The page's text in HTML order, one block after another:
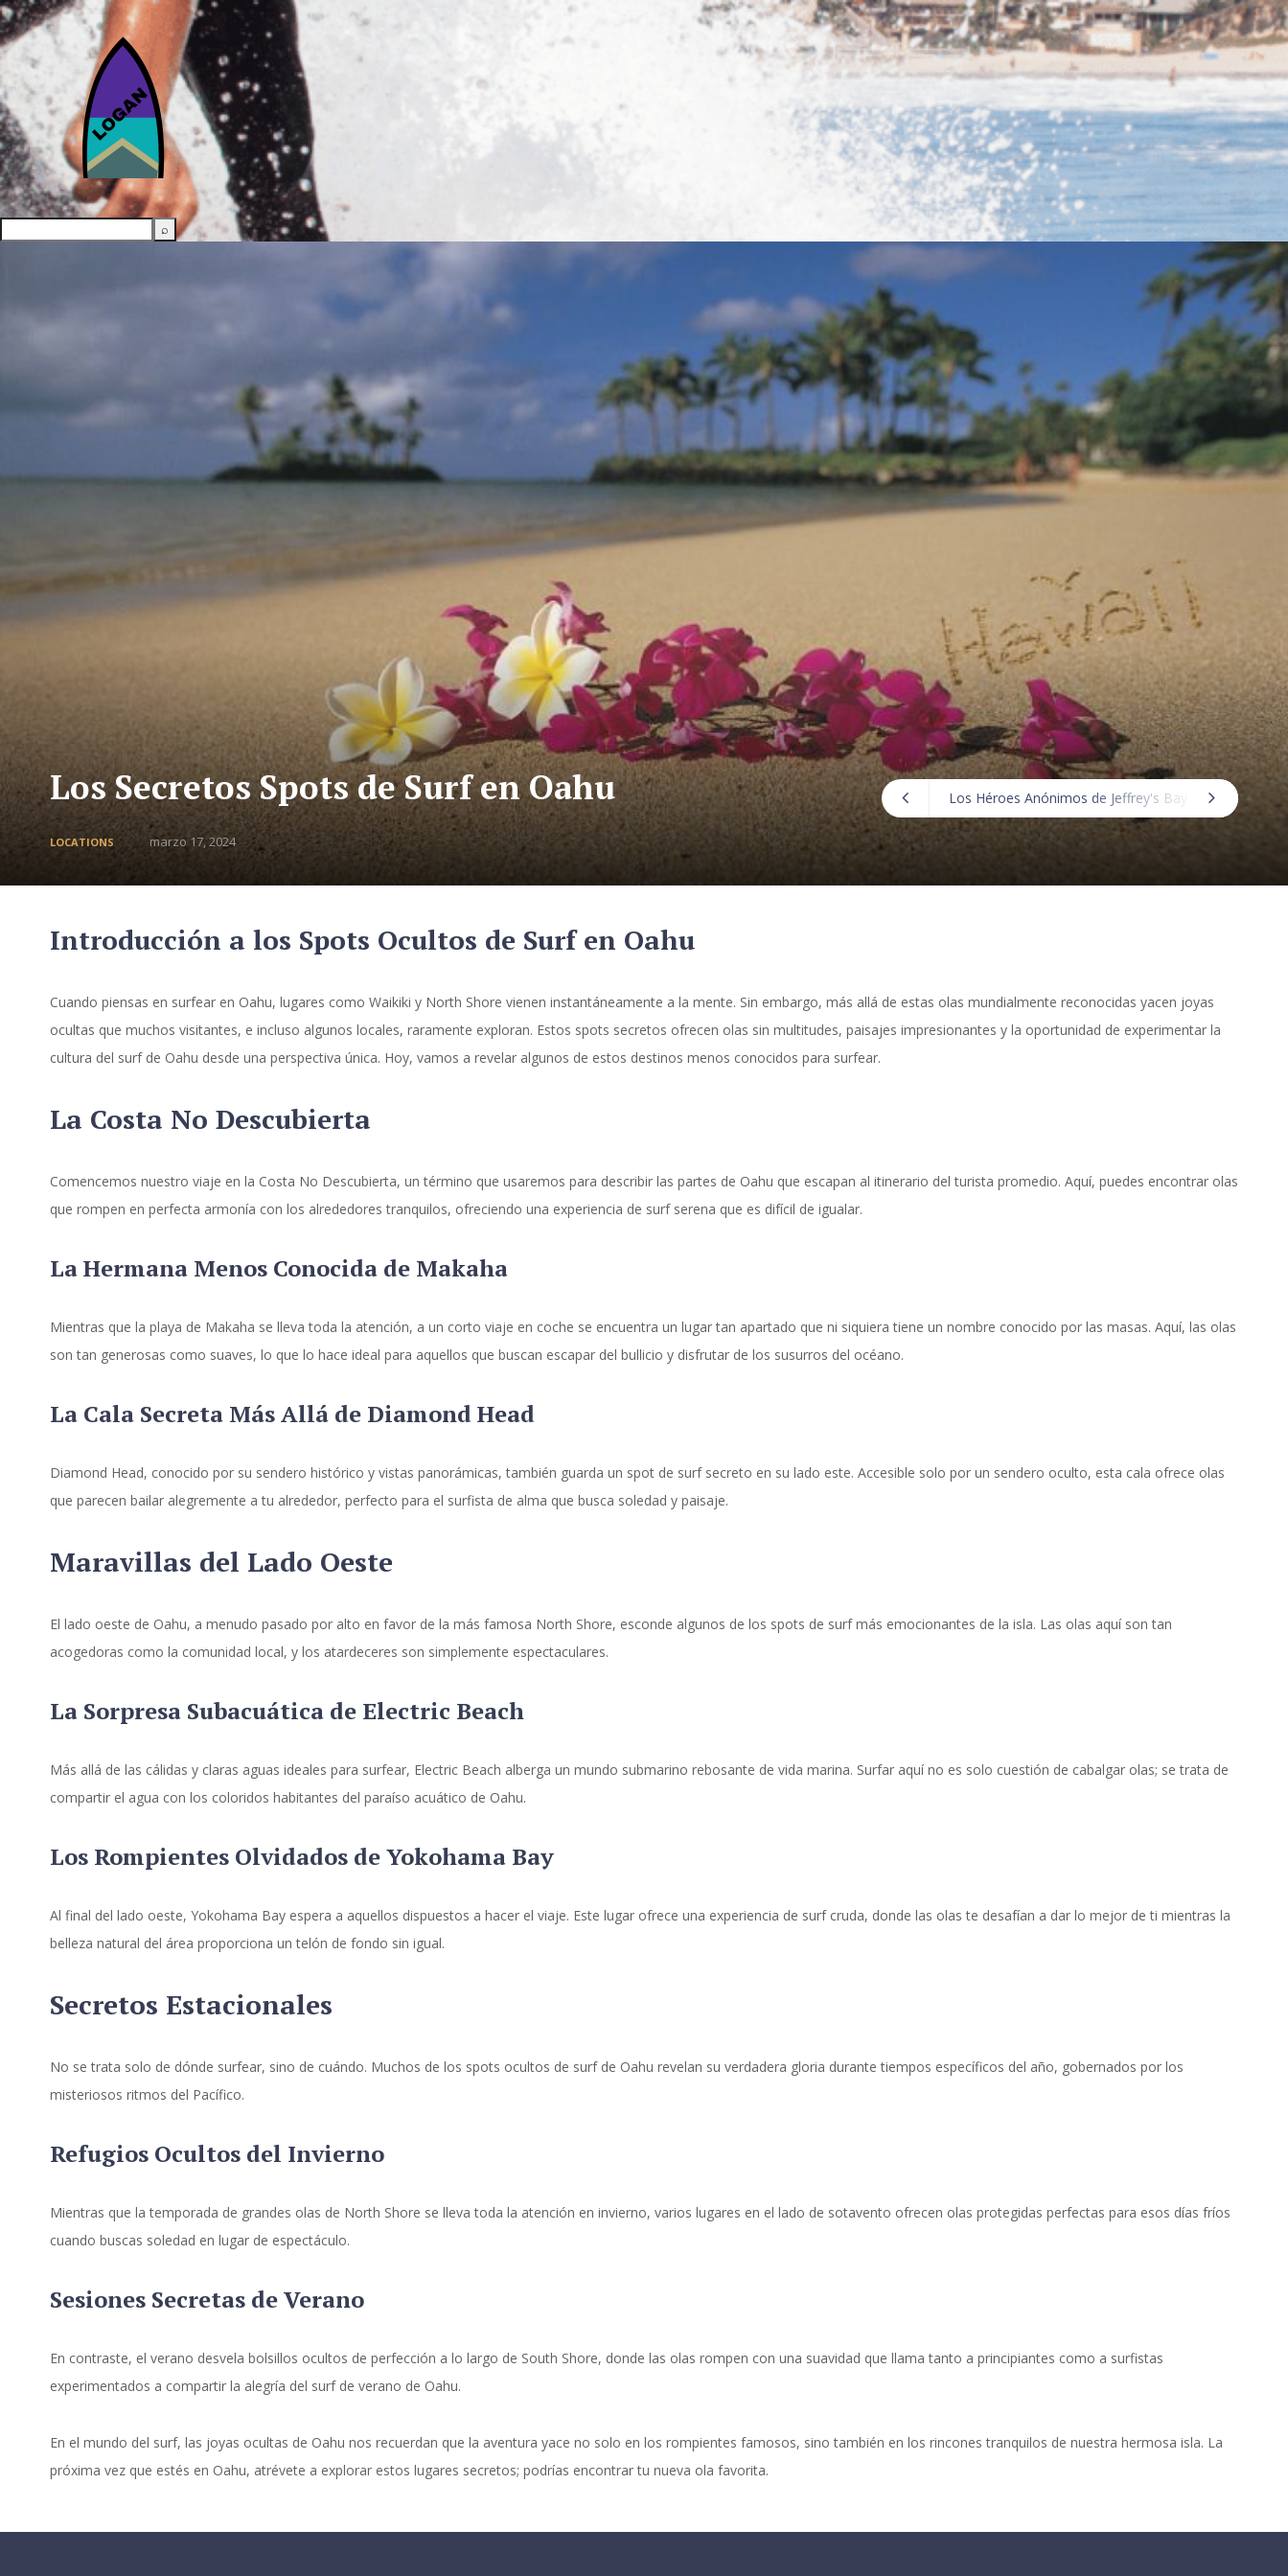
Los Secretos Spots de Surf en Oahu
LOCATIONS marzo 17, 2024
Los Héroes Anónimos de Jeffrey's Bay
Introducción a los Spots Ocultos de Surf en Oahu
Cuando piensas en surfear en Oahu, lugares como Waikiki y North Shore vienen instantáneamente a la mente. Sin embargo, más allá de estas olas mundialmente reconocidas yacen joyas
ocultas que muchos visitantes, e incluso algunos locales, raramente exploran. Estos spots secretos ofrecen olas sin multitudes, paisajes impresionantes y la oportunidad de experimentar la
cultura del surf de Oahu desde una perspectiva única. Hoy, vamos a revelar algunos de estos destinos menos conocidos para surfear.
La Costa No Descubierta
Comencemos nuestro viaje en la Costa No Descubierta, un término que usaremos para describir las partes de Oahu que escapan al itinerario del turista promedio. Aquí, puedes encontrar olas
que rompen en perfecta armonía con los alrededores tranquilos, ofreciendo una experiencia de surf serena que es difícil de igualar.
La Hermana Menos Conocida de Makaha
Mientras que la playa de Makaha se lleva toda la atención, a un corto viaje en coche se encuentra un lugar tan apartado que ni siquiera tiene un nombre conocido por las masas. Aquí, las olas
son tan generosas como suaves, lo que lo hace ideal para aquellos que buscan escapar del bullicio y disfrutar de los susurros del océano.
La Cala Secreta Más Allá de Diamond Head
Diamond Head, conocido por su sendero histórico y vistas panorámicas, también guarda un spot de surf secreto en su lado este. Accesible solo por un sendero oculto, esta cala ofrece olas
que parecen bailar alegremente a tu alrededor, perfecto para el surfista de alma que busca soledad y paisaje.
Maravillas del Lado Oeste
El lado oeste de Oahu, a menudo pasado por alto en favor de la más famosa North Shore, esconde algunos de los spots de surf más emocionantes de la isla. Las olas aquí son tan
acogedoras como la comunidad local, y los atardeceres son simplemente espectaculares.
La Sorpresa Subacuática de Electric Beach
Más allá de las cálidas y claras aguas ideales para surfear, Electric Beach alberga un mundo submarino rebosante de vida marina. Surfar aquí no es solo cuestión de cabalgar olas; se trata de
compartir el agua con los coloridos habitantes del paraíso acuático de Oahu.
Los Rompientes Olvidados de Yokohama Bay
Al final del lado oeste, Yokohama Bay espera a aquellos dispuestos a hacer el viaje. Este lugar ofrece una experiencia de surf cruda, donde las olas te desafían a dar lo mejor de ti mientras la
belleza natural del área proporciona un telón de fondo sin igual.
Secretos Estacionales
No se trata solo de dónde surfear, sino de cuándo. Muchos de los spots ocultos de surf de Oahu revelan su verdadera gloria durante tiempos específicos del año, gobernados por los
misteriosos ritmos del Pacífico.
Refugios Ocultos del Invierno
Mientras que la temporada de grandes olas de North Shore se lleva toda la atención en invierno, varios lugares en el lado de sotavento ofrecen olas protegidas perfectas para esos días fríos
cuando buscas soledad en lugar de espectáculo.
Sesiones Secretas de Verano
En contraste, el verano desvela bolsillos ocultos de perfección a lo largo de South Shore, donde las olas rompen con una suavidad que llama tanto a principiantes como a surfistas
experimentados a compartir la alegría del surf de verano de Oahu.
En el mundo del surf, las joyas ocultas de Oahu nos recuerdan que la aventura yace no solo en los rompientes famosos, sino también en los rincones tranquilos de nuestra hermosa isla. La
próxima vez que estés en Oahu, atrévete a explorar estos lugares secretos; podrías encontrar tu nueva ola favorita.